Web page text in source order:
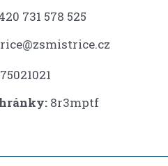
731 578 525
75021021
8r3mptf